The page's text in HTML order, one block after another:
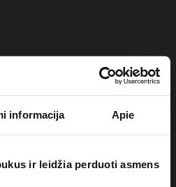
informacija Apie
ir leidžia perduoti asmens